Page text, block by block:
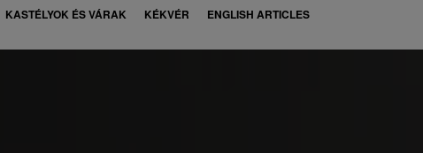
s
o
KASTÉLYOK ÉS VÁRAK KÉKVÉR ENGLISH ARTICLES